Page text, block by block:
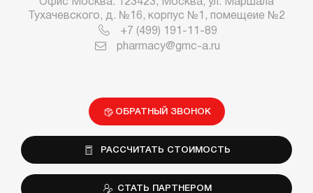
Офис Москва: 123423, Москва, ул. Маршала
Тухачевского, д. №16, корпус №1, помещеие №2
+7 (499) 191-11-89
pharmacy@gmc-a.ru
ОБРАТНЫЙ ЗВОНОК
РАССЧИТАТЬ СТОИМОСТЬ
СТАТЬ ПАРТНЕРОМ